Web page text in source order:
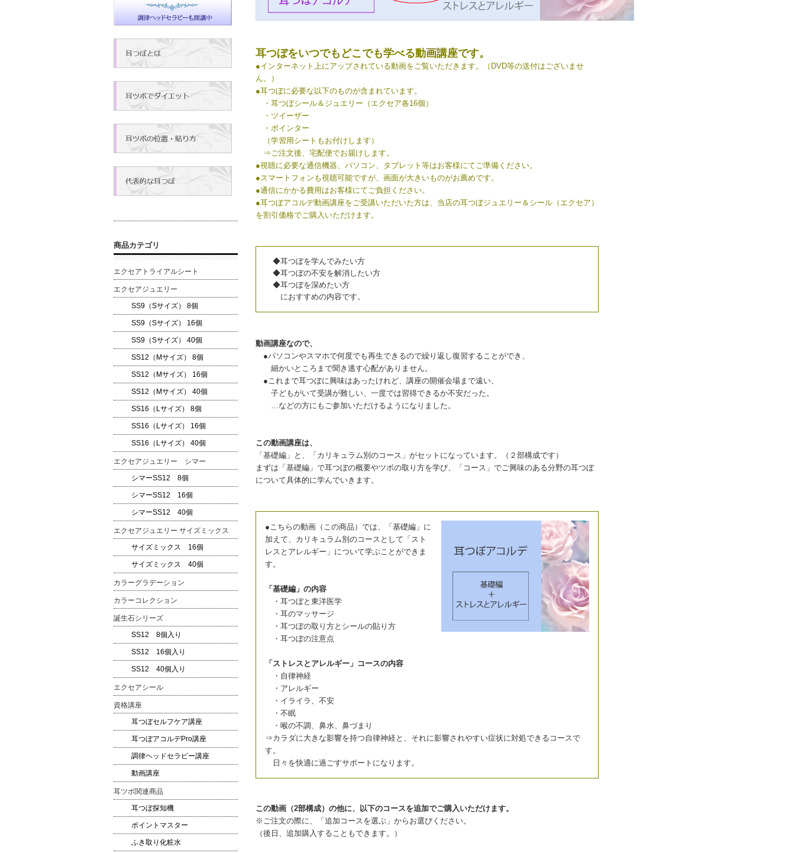
耳つぼをいつでもどこでも学べる動画講座です。
●インターネット上にアップされている動画をご覧いただきます。（DVD等の送付はございませ
ん。）
●耳つぼに必要な以下のものが含まれています。
・耳つぼシール＆ジュエリー（エクセア各16個）
・ツイーザー
・ポインター
（学習用シートもお付けします）
⇒ご注文後、宅配便でお届けします。
●視聴に必要な通信機器、パソコン、タブレット等はお客様にてご準備ください。
●スマートフォンも視聴可能ですが、画面が大きいものがお薦めです。
●通信にかかる費用はお客様にてご負担ください。
●耳つぼアコルデ動画講座をご受講いただいた方は、当店の耳つぼジュエリー＆シール（エクセア）
を割引価格でご購入いただけます。
◆耳つぼを学んでみたい方
◆耳つぼの不安を解消したい方
◆耳つぼを深めたい方
におすすめの内容です。
動画講座なので、
●パソコンやスマホで何度でも再生できるので繰り返し復習することができ、
細かいところまで聞き逃す心配がありません。
●これまで耳つぼに興味はあったけれど、講座の開催会場まで遠い、
子どもがいて受講が難しい、一度では習得できるか不安だった。
…などの方にもご参加いただけるようになりました。
この動画講座は、
「基礎編」と、「カリキュラム別のコース」がセットになっています。（２部構成です）
まずは「基礎編」で耳つぼの概要やツボの取り方を学び、「コース」でご興味のある分野の耳つぼ
について具体的に学んでいきます。
●こちらの動画（この商品）では、「基礎編」に
加えて、カリキュラム別のコースとして「スト
レスとアレルギー」について学ぶことができま
す。
「基礎編」の内容
・耳つぼと東洋医学
・耳のマッサージ
・耳つぼの取り方とシールの貼り方
・耳つぼの注意点
「ストレスとアレルギー」コースの内容
・自律神経
・アレルギー
・イライラ、不安
・不眠
・喉の不調、鼻水、鼻づまり
⇒カラダに大きな影響を持つ自律神経と、それに影響されやすい症状に対処できるコースで
す。
日々を快適に過ごすサポートになります。
この動画（2部構成）の他に、以下のコースを追加でご購入いただけます。
※ご注文の際に、「追加コースを選ぶ」からお選びください。
（後日、追加購入することもできます。）
商品カテゴリ
エクセアトライアルシート
エクセアジュエリー
SS9（Sサイズ） 8個
SS9（Sサイズ） 16個
SS9（Sサイズ） 40個
SS12（Mサイズ） 8個
SS12（Mサイズ） 16個
SS12（Mサイズ） 40個
SS16（Lサイズ） 8個
SS16（Lサイズ） 16個
SS16（Lサイズ） 40個
エクセアジュエリー シマー
シマーSS12 8個
シマーSS12 16個
シマーSS12 40個
エクセアジュエリー サイズミックス
サイズミックス 16個
サイズミックス 40個
カラーグラデーション
カラーコレクション
誕生石シリーズ
SS12 8個入り
SS12 16個入り
SS12 40個入り
エクセアシール
資格講座
耳つぼセルフケア講座
耳つぼアコルデPro講座
調律ヘッドセラピー講座
動画講座
耳ツボ関連商品
耳つぼ探知機
ポイントマスター
ふき取り化粧水